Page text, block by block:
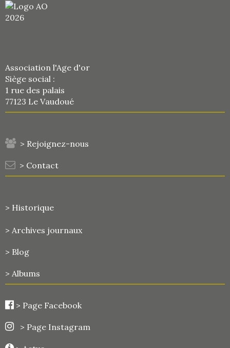
Association l'Age d'or
Siège social :
1 rue des palais
77123 Le Vaudoué
> Rejoignez-nous
> Contact
> Historique
> Archives journaux
> Blog
> Albums
> Page Facebook
> Page Instagram